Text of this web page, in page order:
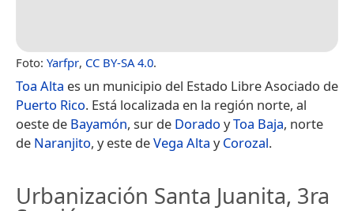
Foto: Yarfpr, CC BY-SA 4.0.
Toa Alta es un municipio del Estado Libre Asociado de
Puerto Rico. Está localizada en la región norte, al
oeste de Bayamón, sur de Dorado yToa Baja, norte
de Naranjito, y este deVega Alta yCorozal.
Urbanización Santa Juanita, 3ra